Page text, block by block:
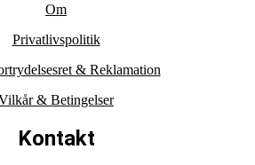
Om
Privatlivspolitik
& Reklamation
& Betingelser
Kontakt